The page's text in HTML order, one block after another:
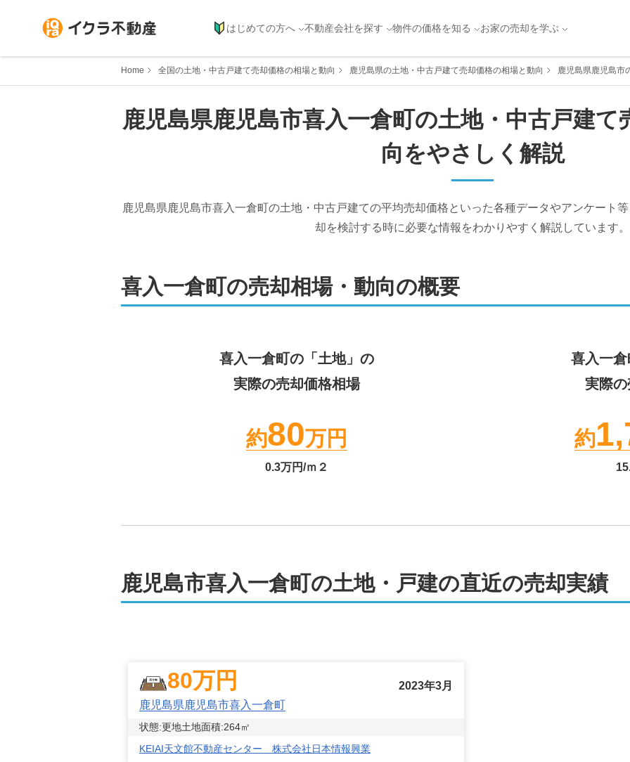
はじめての方へ 不動産会社を探す 物件の価格を知る お家の売却を学ぶ
Home 全国の土地・中古戸建て売却価格の相場と動向 鹿児島県の土地・中古戸建て売却価格の相場と動向 鹿児島県鹿児島市
鹿児島県鹿児島市喜入一倉町の土地・中古戸建て
向をやさしく解説
鹿児島県鹿児島市喜入一倉町の土地・中古戸建ての平均売却価格といった各種データやアンケート
却を検討する時に必要な情報をわかりやすく解説しています。
喜入一倉町の売却相場・動向の概要
喜入一倉町の「土地」の
実際の売却価格相場
約80万円
0.3万円/ｍ２
喜入一倉
実際
約
鹿児島市喜入一倉町の土地・戸建の直近の売却実績
80万円
2023年3月
鹿児島県鹿児島市喜入一倉町
状態:更地土地面積:264㎡
KEIAI天文館不動産センター 株式会社日本情報興業